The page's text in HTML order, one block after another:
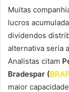
Muitas
lucros
dividendos
alternativa seria
Analistas citam
Bradespar (
maior